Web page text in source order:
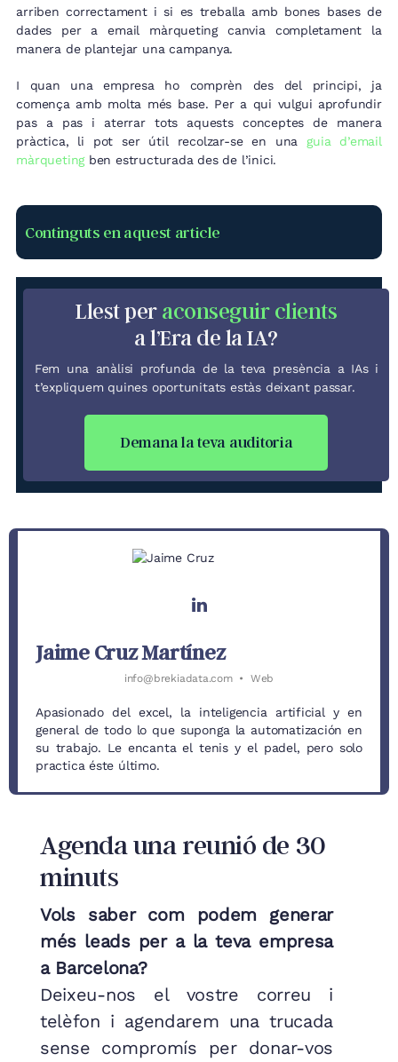
arriben correctament i si es treballa amb bones bases de
dades per a email màrqueting canvia completament la
manera de plantejar una campanya.
I quan una empresa ho comprèn des del principi, ja
comença amb molta més base. Per a qui vulgui aprofundir
pas a pas i aterrar tots aquests conceptes de manera
pràctica, li pot ser útil recolzar-se en una guia d’email
màrquetingben estructurada des de l’inici.
Continguts en aquest article
Llest per aconseguir clients
a l’Era de la IA?
Fem una anàlisi profunda de la teva presència a IAs i
t’expliquem quines oportunitats estàs deixant passar.
Demana la teva auditoria
Jaime Cruz Martínez
info@brekiadata.com • Web
Apasionado del excel, la inteligencia artificial y en
general de todo lo que suponga la automatización en
su trabajo. Le encanta el tenis y el padel, pero solo
practica éste último.
Agenda una reunió de 30
minuts
Vols saber com podem generar
més leads per a la teva empresa
a Barcelona?
Deixeu-nos el vostre correu i
telèfon i agendarem una trucada
sense compromís per donar-vos